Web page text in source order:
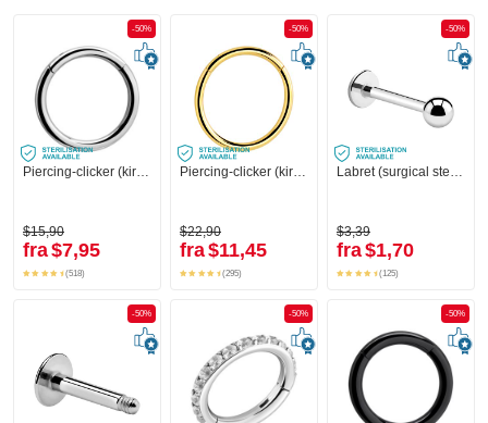
-50%
Piercing-clicker (kirurgisk stål, sølv, blank finish)
$15,90
fra$7,95
(518)
-50%
Piercing-clicker (kirurgisk stål, guld, blank finish)
$22,90
fra$11,45
(295)
-50%
Labret (surgical steel, silver, shiny finish)
$3,39
fra$1,70
(125)
-50% -50% -50%